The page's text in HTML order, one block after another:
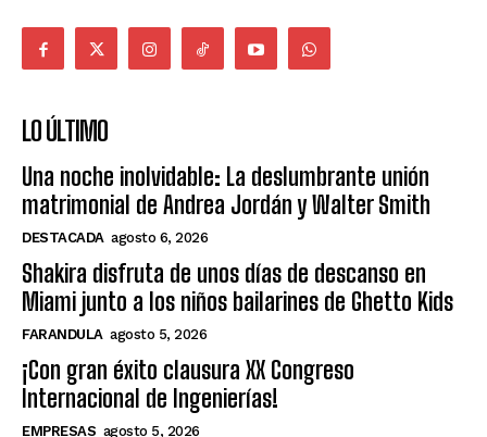
LO ÚLTIMO
Una noche inolvidable: La deslumbrante unión
matrimonial de Andrea Jordán y Walter Smith
DESTACADA agosto 6, 2026
Shakira disfruta de unos días de descanso en
Miami junto a los niños bailarines de Ghetto Kids
FARANDULA agosto 5, 2026
¡Con gran éxito clausura XX Congreso
Internacional de Ingenierías!
EMPRESAS agosto 5, 2026